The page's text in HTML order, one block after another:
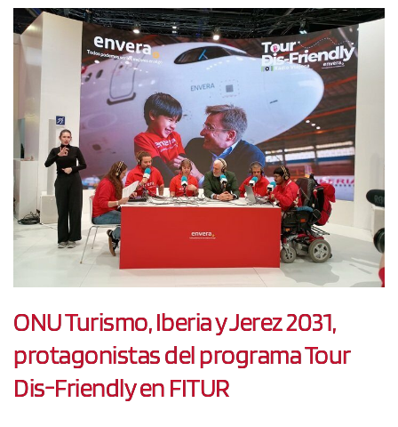
ONU Turismo, Iberia y Jerez 2031,
protagonistas del programa Tour
Dis-Friendly en FITUR